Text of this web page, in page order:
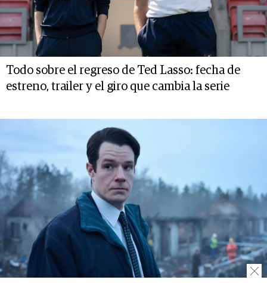
Todo sobre el regreso de Ted Lasso: fecha de
estreno, trailer y el giro que cambia la serie